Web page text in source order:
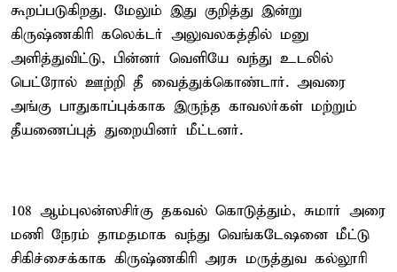
கூறப்படுகிறது. மேலும் இது குறித்து இன்று
கிருஷ்ணகிரி கலெக்டர் அலுவலகத்தில் மனு
அளித்துவிட்டு, பின்னர் வெளியே வந்து உடலில்
பெட்ரோல் ஊற்றி தீ வைத்துக்கொண்டார். அவரை
அங்கு பாதுகாப்புக்காக இருந்த காவலர்கள் மற்றும்
தீயணைப்புத் துறையினர் மீட்டனர்.
108 ஆம்புலன்ஸசிர்கு தகவல் கொடுத்தும், சுமார் அரை
மணி நேரம் தாமதமாக வந்து வெங்கடேஷனை மீட்டு
சிகிச்சைக்காக கிருஷ்ணகிரி அரசு மருத்துவ கல்லூரி